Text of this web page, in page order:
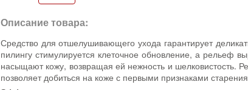
Описание товара:
Средство для отшелушивающего ухода гарантирует
пилингу стимулируется клеточное обновление, а рельеф
насыщают кожу, возвращая ей нежность и шелковистость.
позволяет добиться на коже с первыми признаками